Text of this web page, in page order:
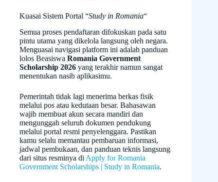
Kuasai Sistem Portal “Study in Romania“
Semua proses pendaftaran difokuskan pada satu
pintu utama yang dikelola langsung oleh negara.
Menguasai navigasi platform ini adalah panduan
lolos Beasiswa Romania Government
Scholarship 2026 yang terakhir namun sangat
menentukan nasib aplikasimu.
Pemerintah tidak lagi menerima berkas fisik
melalui pos atau kedutaan besar. Bahasawan
wajib membuat akun secara mandiri dan
mengunggah seluruh dokumen pendukung
melalui portal resmi penyelenggara. Pastikan
kamu selalu memantau pembaruan informasi,
jadwal pembukaan, dan panduan teknis langsung
dari situs resminya di Apply for Romania
Government Scholarships | Study in Romania.